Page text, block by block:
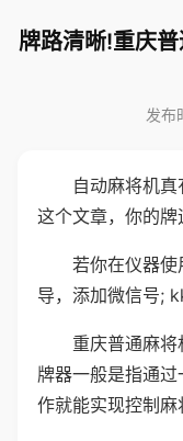
牌路清晰!重庆
发布
自动麻将机
这个文章，你的牌
若你在仪器
导，添加微信号;
重庆普通麻
牌器一般是指通
作就能实现控制麻